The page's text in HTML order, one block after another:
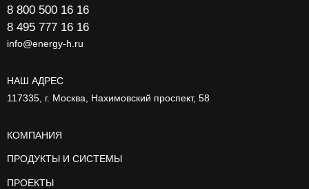
8 800 500 16 16
8 495 777 16 16
info@energy-h.ru
НАШ АДРЕС
117335, г. Москва, Нахимовский проспект, 58
КОМПАНИЯ
ПРОДУКТЫ И СИСТЕМЫ
ПРОЕКТЫ